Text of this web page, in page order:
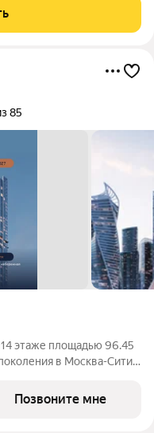
дизайн-
85
14 этаже площадью 96.45
в Москва-Сити.
делoвoй столицы
Позвоните мне